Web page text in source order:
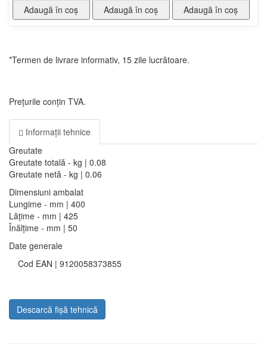
Adaugă în coş
Adaugă în coş
Adaugă în coş
*Termen de livrare informativ, 15 zile lucrătoare.
Prețurile conțin TVA.
Informații tehnice
Greutate
Greutate totală - kg | 0.08
Greutate netă - kg | 0.06
Dimensiuni ambalat
Lungime - mm | 400
Lățime - mm | 425
Înălțime - mm | 50
Date generale
Cod EAN | 9120058373855
Descarcă fișă tehnică